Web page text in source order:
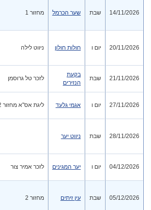
14/11/2026 שבת שער הכרמל מחזור 1
20/11/2026 יום ו חולות חולון ניווט לילה
21/11/2026 שבת
בקעת
הנזירים
לזכר טל גרוסמן
27/11/2026 יום ו אגמי גלעד ליגת אס"א מחזור 2
28/11/2026 שבת ניווט יער
04/12/2026 יום ו יער המגינים לזכר אמיר צור
05/12/2026 שבת עין זיתים מחזור 2